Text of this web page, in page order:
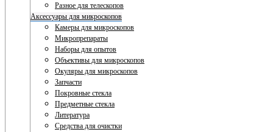
Разное для телескопов
Аксессуары для микроскопов
Камеры для микроскопов
Микропрепараты
Наборы для опытов
Объективы для микроскопов
Окуляры для микроскопов
Запчасти
Покровные стекла
Предметные стекла
Литература
Средства для очистки